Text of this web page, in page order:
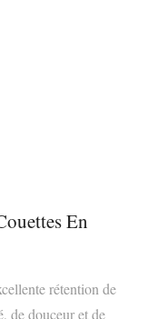
En
rétention de
de douceur et de